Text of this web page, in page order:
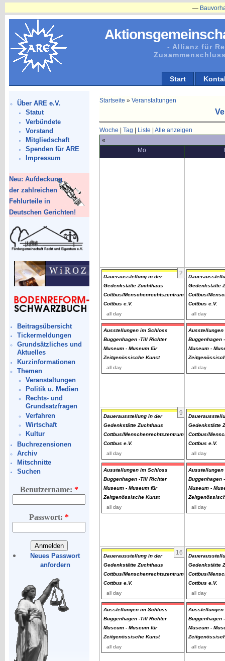
- Allianz für
Start
Über ARE e.V.
Statut
Verbündete
Vorstand
Mitgliedschaft
Spenden für ARE
Impressum
Neu: Aufdeckung
der zahlreichen
Fehlurteile in
Deutschen Gerichten!
Beitragsübersicht
Tickermeldungen
Grundsätzliches und
Aktuelles
Kurzinformationen
Themen
Veranstaltungen
Politik u. Medien
Rechts- und
Grundsatzfragen
Verfahren
Wirtschaft
Kultur
Buchrezensionen
Archiv
Mitschnitte
Suchen
Benutzername: *
Passwort:*
Neues Passwort
anfordern
Bauvorhaben in
Startseite » Veranstaltungen
Woche Tag Liste
Alle anzeigen
«
Mo
2
Dauerausstellung in der
Gedenkstätte Zuchthaus
Cottbus/Menschenrechtszentrum
Cottbus e.V.
all day
Ausstellungen im Schloss
Buggenhagen -Till Richter
Museum - Museum für
Zeitgenössische Kunst
all day
Gedenkstätte
Cottbus/
Cottbus e.V.
all day
Buggenhagen
Museum -
all day
9
Dauerausstellung in der
Gedenkstätte Zuchthaus
Cottbus/Menschenrechtszentrum
Cottbus e.V.
all day
Ausstellungen im Schloss
Buggenhagen -Till Richter
Museum - Museum für
Zeitgenössische Kunst
all day
Gedenkstätte
Cottbus/
Cottbus e.V.
all day
Buggenhagen
Museum -
all day
16
Dauerausstellung in der
Gedenkstätte Zuchthaus
Cottbus/Menschenrechtszentrum
Cottbus e.V.
all day
Ausstellungen im Schloss
Buggenhagen -Till Richter
Museum - Museum für
Zeitgenössische Kunst
all day
Gedenkstätte
Cottbus/
Cottbus e.V.
all day
Buggenhagen
Museum -
all day